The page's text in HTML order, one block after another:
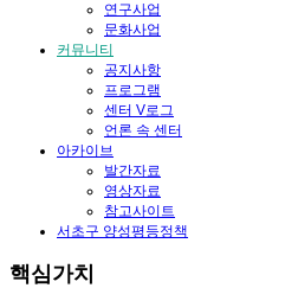
연구사업
문화사업
커뮤니티
공지사항
프로그램
센터 V로그
언론 속 센터
아카이브
발간자료
영상자료
참고사이트
서초구 양성평등정책
핵심가치